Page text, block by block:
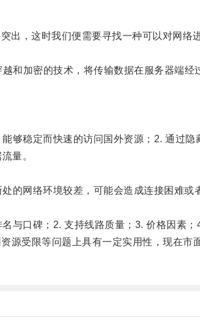
，这时我们便需要寻找一种可以对网络进
加密的技术，将传输数据在服务器端经
稳定而快速的访问国外资源；2. 通过隐
量。
网络环境较差，可能会造成连接困难或
口碑；2. 支持线路质量；3. 价格因素；
受限等问题上具有一定实用性，现在市